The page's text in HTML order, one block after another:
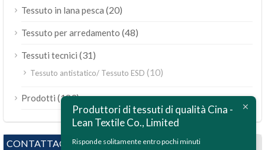
Tessuto in lana pesca (20)
Tessuto per arredamento (48)
Tessuti tecnici (31)
Tessuto antistatico/ Tessuto ESD (10)
Prodotti (189)
CONTATTACI
Produttori di tessuti di qualità Cina -
Lean Textile Co., Limited
Risponde solitamente entro pochi minuti
Bahasa Indonesia
Polski
Bahasa Melayu